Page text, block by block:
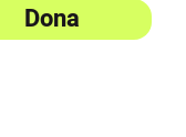
Dona